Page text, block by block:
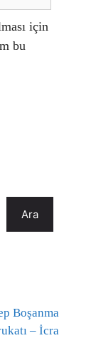
için
bu
Ara
Boşanma
– İcra